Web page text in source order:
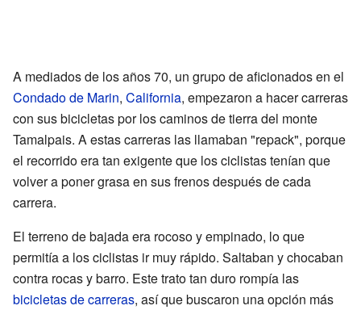
A mediados de los años 70, un grupo de aficionados en el
Condado de Marin, California, empezaron a hacer carreras
con sus bicicletas por los caminos de tierra del monte
Tamalpais. A estas carreras las llamaban "repack", porque
el recorrido era tan exigente que los ciclistas tenían que
volver a poner grasa en sus frenos después de cada
carrera.
El terreno de bajada era rocoso y empinado, lo que
permitía a los ciclistas ir muy rápido. Saltaban y chocaban
contra rocas y barro. Este trato tan duro rompía las
bicicletas de carreras, así que buscaron una opción más